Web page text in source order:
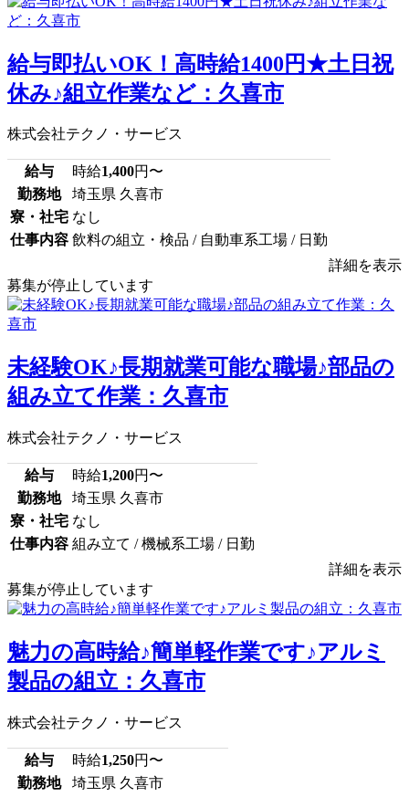
給与即払いOK！高時給1400円★土日祝
休み♪組立作業など：久喜市
株式会社テクノ・サービス
給与 時給1,400円〜
勤務地
埼玉県 久喜市
寮・社宅 なし
仕事内容 飲料の組立・検品 / 自動車系工場 / 日勤
詳細を表示
募集が停止しています
未経験OK♪長期就業可能な職場♪部品の
組み立て作業：久喜市
株式会社テクノ・サービス
給与 時給1,200円〜
勤務地
埼玉県 久喜市
寮・社宅 なし
仕事内容 組み立て / 機械系工場 / 日勤
詳細を表示
募集が停止しています
魅力の高時給♪簡単軽作業です♪アルミ
製品の組立：久喜市
株式会社テクノ・サービス
給与 時給1,250円〜
勤務地
埼玉県 久喜市